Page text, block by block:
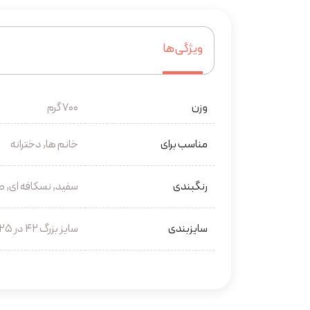
ویژگی‌ها
وزن 700 گرم
مناسب برای خانم ها, دخترانه
رنگبندی سفید, نسکافه
سایزبندی سایز بزرگ ۴۲ در ۲۵, سایز کوچک ۳۰ در ۲۰, گرد به قطر ۲۰ سانتی متر